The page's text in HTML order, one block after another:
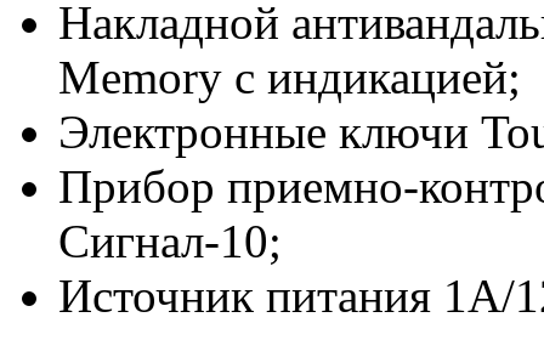
Накладной
Memory с индикацией;
Электронные ключи
Прибор приемно-
Сигнал-10;
Источник питания 1А/